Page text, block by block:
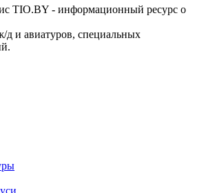
TIO.BY - информационный ресурс о
д и авиатуров, специальных